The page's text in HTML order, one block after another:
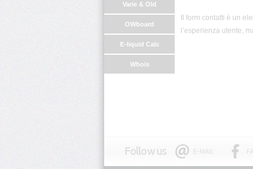
Varie & Old
OWboard
E-liquid Calc
Whois
Il form contatti è un
l’esperienza utente,
Follow us E-MAIL